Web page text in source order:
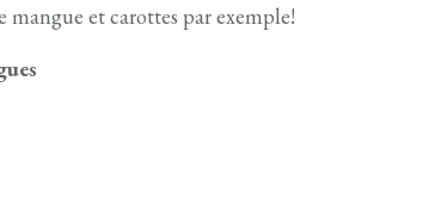
mangue et carottes par exemple!